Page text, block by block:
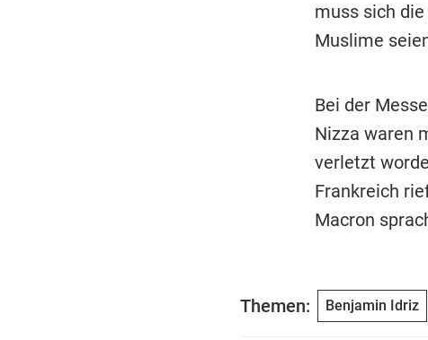
muss sich
Muslime
Bei der
Nizza waren
verletzt
Frankreich
Macron
Themen: Benjamin Idriz